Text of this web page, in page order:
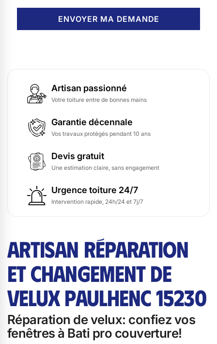
Artisan passionné
Votre toiture entre de bonnes mains
Garantie décennale
Vos travaux protégés pendant 10 ans
Devis gratuit
Une estimation claire, sans engagement
Urgence toiture 24/7
Intervention rapide, 24h/24 et 7j/7
ARTISAN RÉPARATION
ET CHANGEMENT DE
VELUX PAULHENC 15230
Réparation de velux: confiez vos
fenêtres à Bati pro couverture!